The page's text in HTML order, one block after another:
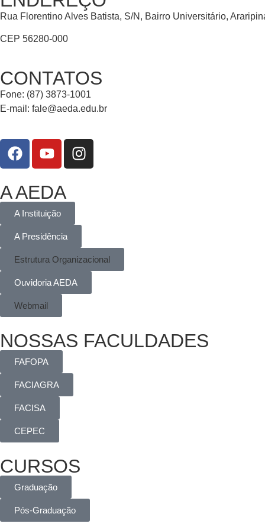
Rua Florentino Alves Batista, S/N, Bairro Universitário,
CEP 56280-000
CONTATOS
Fone: (87) 3873-1001
E-mail: fale@aeda.edu.br
A AEDA
A Instituição
A Presidência
Estrutura Organizacional
Ouvidoria AEDA
Webmail
NOSSAS FACULDADES
FAFOPA
FACIAGRA
FACISA
CEPEC
CURSOS
Graduação
Pós-Graduação